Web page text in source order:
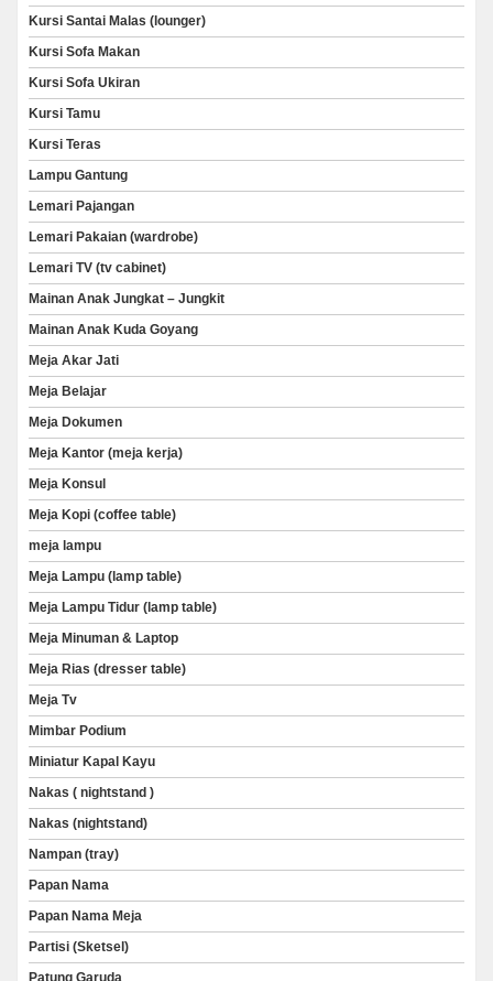
Kursi Santai Malas (lounger)
Kursi Sofa Makan
Kursi Sofa Ukiran
Kursi Tamu
Kursi Teras
Lampu Gantung
Lemari Pajangan
Lemari Pakaian (wardrobe)
Lemari TV (tv cabinet)
Mainan Anak Jungkat – Jungkit
Mainan Anak Kuda Goyang
Meja Akar Jati
Meja Belajar
Meja Dokumen
Meja Kantor (meja kerja)
Meja Konsul
Meja Kopi (coffee table)
meja lampu
Meja Lampu (lamp table)
Meja Lampu Tidur (lamp table)
Meja Minuman & Laptop
Meja Rias (dresser table)
Meja Tv
Mimbar Podium
Miniatur Kapal Kayu
Nakas ( nightstand )
Nakas (nightstand)
Nampan (tray)
Papan Nama
Papan Nama Meja
Partisi (Sketsel)
Patung Garuda